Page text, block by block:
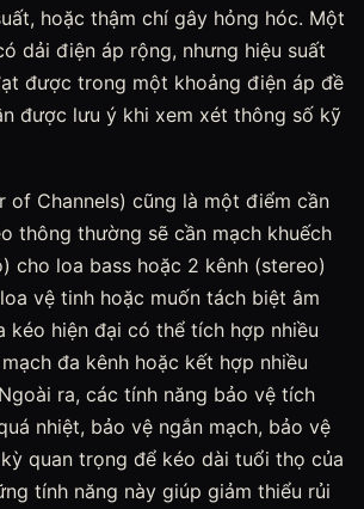
hoặc thậm chí gây hỏng hóc. Một
dải điện áp rộng, nhưng hiệu suất
được trong một khoảng điện áp đề
được lưu ý khi xem xét thông số kỹ
of Channels) cũng là một điểm cần
thông thường sẽ cần mạch khuếch
cho loa bass hoặc 2 kênh (stereo)
vệ tinh hoặc muốn tách biệt âm
kéo hiện đại có thể tích hợp nhiều
đa kênh hoặc kết hợp nhiều
ra, các tính năng bảo vệ tích
nhiệt, bảo vệ ngắn mạch, bảo vệ
quan trọng để kéo dài tuổi thọ của
tính năng này giúp giảm thiểu rủi